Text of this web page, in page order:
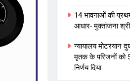
14 भावनाओं की
आधार- मुक्तांजना
न्यायालय मोटरयान
मृतक के परिजनों को
निर्णय दिया